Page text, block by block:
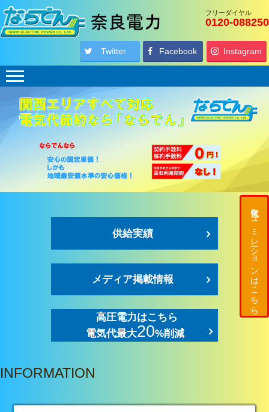
フリーダイヤル
0120-088250
Instagram
Facebook
Twitter
電気代シュミレーションはこちら
供給実績
メディア掲載情報
高圧電力はこちら
電気代最大20%削減
INFORMATION